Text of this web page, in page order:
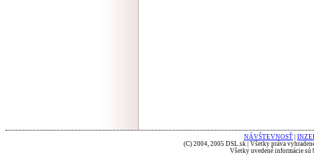
NÁVŠTEVNOSŤ
(C) 2004, 2005 DSL.sk | Všetky práva
Všetky uvedené informácie sú